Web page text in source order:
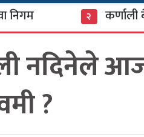
कर्णाली बैंकका
नदिनेले
?